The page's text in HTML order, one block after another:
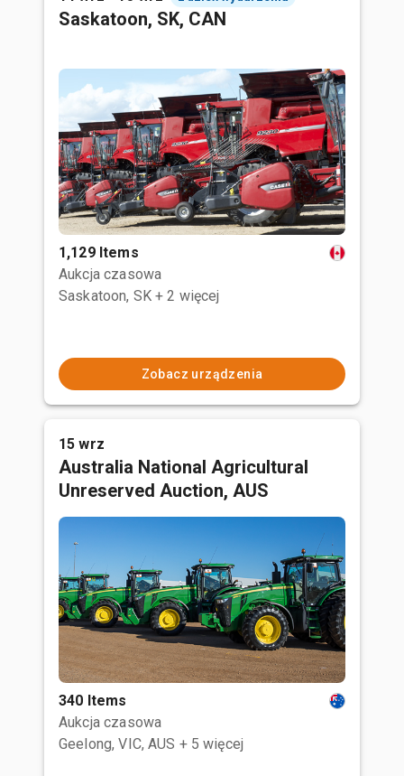
Saskatoon, SK, CAN
1,129 Items
Aukcja czasowa
Saskatoon, SK + 2 więcej
Zobacz urządzenia
15 wrz
Australia National Agricultural
Unreserved Auction, AUS
340 Items
Aukcja czasowa
Geelong, VIC, AUS + 5 więcej